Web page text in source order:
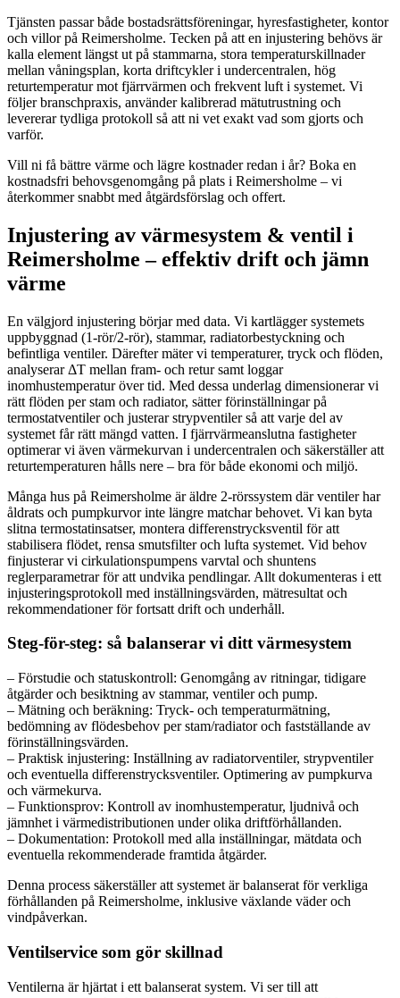
Tjänsten passar både bostadsrättsföreningar, hyresfastigheter, kontor
och villor på Reimersholme. Tecken på att en injustering behövs är
kalla element längst ut på stammarna, stora temperaturskillnader
mellan våningsplan, korta driftcykler i undercentralen, hög
returtemperatur mot fjärrvärmen och frekvent luft i systemet. Vi
följer branschpraxis, använder kalibrerad mätutrustning och
levererar tydliga protokoll så att ni vet exakt vad som gjorts och
varför.
Vill ni få bättre värme och lägre kostnader redan i år? Boka en
kostnadsfri behovsgenomgång på plats i Reimersholme – vi
återkommer snabbt med åtgärdsförslag och offert.
Injustering av värmesystem & ventil i
Reimersholme – effektiv drift och jämn
värme
En välgjord injustering börjar med data. Vi kartlägger systemets
uppbyggnad (1‑rör/2‑rör), stammar, radiatorbestyckning och
befintliga ventiler. Därefter mäter vi temperaturer, tryck och flöden,
analyserar ΔT mellan fram- och retur samt loggar
inomhustemperatur över tid. Med dessa underlag dimensionerar vi
rätt flöden per stam och radiator, sätter förinställningar på
termostatventiler och justerar strypventiler så att varje del av
systemet får rätt mängd vatten. I fjärrvärmeanslutna fastigheter
optimerar vi även värmekurvan i undercentralen och säkerställer att
returtemperaturen hålls nere – bra för både ekonomi och miljö.
Många hus på Reimersholme är äldre 2‑rörssystem där ventiler har
åldrats och pumpkurvor inte längre matchar behovet. Vi kan byta
slitna termostatinsatser, montera differenstrycksventil för att
stabilisera flödet, rensa smutsfilter och lufta systemet. Vid behov
finjusterar vi cirkulationspumpens varvtal och shuntens
reglerparametrar för att undvika pendlingar. Allt dokumenteras i ett
injusteringsprotokoll med inställningsvärden, mätresultat och
rekommendationer för fortsatt drift och underhåll.
Steg-för-steg: så balanserar vi ditt värmesystem
– Förstudie och statuskontroll: Genomgång av ritningar, tidigare
åtgärder och besiktning av stammar, ventiler och pump.
– Mätning och beräkning: Tryck- och temperaturmätning,
bedömning av flödesbehov per stam/radiator och fastställande av
förinställningsvärden.
– Praktisk injustering: Inställning av radiatorventiler, strypventiler
och eventuella differenstrycksventiler. Optimering av pumpkurva
och värmekurva.
– Funktionsprov: Kontroll av inomhustemperatur, ljudnivå och
jämnhet i värmedistributionen under olika driftförhållanden.
– Dokumentation: Protokoll med alla inställningar, mätdata och
eventuella rekommenderade framtida åtgärder.
Denna process säkerställer att systemet är balanserat för verkliga
förhållanden på Reimersholme, inklusive växlande väder och
vindpåverkan.
Ventilservice som gör skillnad
Ventilerna är hjärtat i ett balanserat system. Vi ser till att